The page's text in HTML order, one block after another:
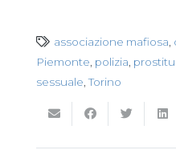
associazione mafiosa
Piemonte polizia
sessuale ,Torino